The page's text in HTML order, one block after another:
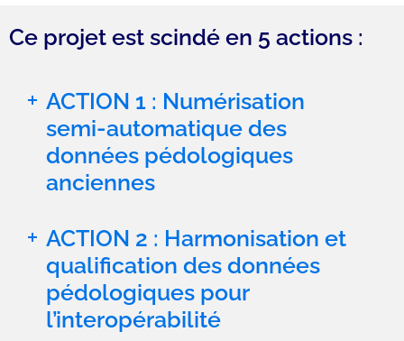
Ce projet est scindé en 5 actions :
ACTION 1 : Numérisation
semi-automatique des
données pédologiques
anciennes
ACTION 2 : Harmonisation et
qualification des données
pédologiques pour
l’interopérabilité